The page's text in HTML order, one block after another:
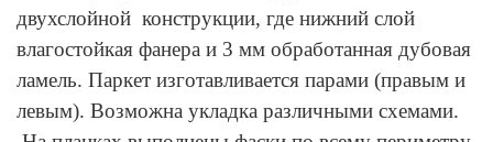
двухслойной конструкции, где нижний слой
влагостойкая фанера и 3 мм обработанная дубовая
ламель. Паркет изготавливается парами (правым и
левым). Возможна укладка различными схемами.